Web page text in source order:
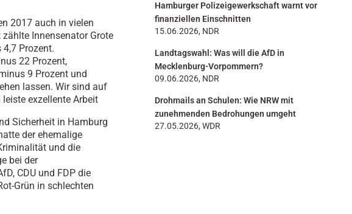
2017 auch in vielen
Innensenator Grote
Prozent.
22 Prozent,
9 Prozent und
lassen. Wir sind auf
exzellente Arbeit
Sicherheit in Hamburg
der ehemalige
und die
bei der
CDU und FDP die
Grün in schlechten
Hamburger Polizeigewerkschaft warnt vor
finanziellen Einschnitten
15.06.2026, NDR
Landtagswahl: Was will die AfD in
Mecklenburg-Vorpommern?
09.06.2026, NDR
Drohmails an Schulen: Wie NRW mit
zunehmenden Bedrohungen umgeht
27.05.2026, WDR